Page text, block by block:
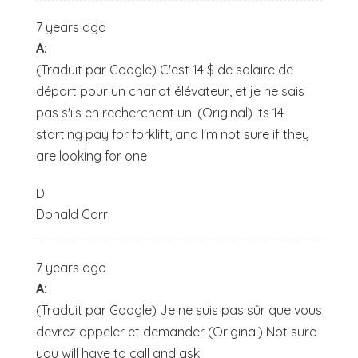
7 years ago
A:
(Traduit par Google) C'est 14 $ de salaire de
départ pour un chariot élévateur, et je ne sais
pas s'ils en recherchent un. (Original) Its 14
starting pay for forklift, and I'm not sure if they
are looking for one
D
Donald Carr
7 years ago
A:
(Traduit par Google) Je ne suis pas sûr que vous
devrez appeler et demander (Original) Not sure
you will have to call and ask